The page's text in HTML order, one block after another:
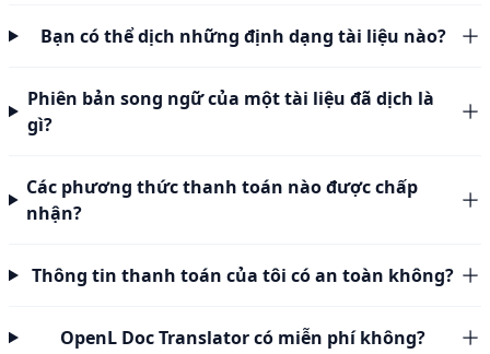
Bạn có thể dịch những định dạng tài liệu nào?
Phiên bản song ngữ của một tài liệu đã dịch là
gì?
Các phương thức thanh toán nào được chấp
nhận?
Thông tin thanh toán của tôi có an toàn không?
OpenL Doc Translator có miễn phí không?